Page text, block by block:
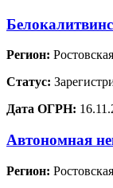
Регион:
Статус:
Дата ОГРН:
Автономная
Регион: